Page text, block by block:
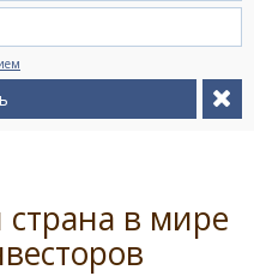
страна в мире